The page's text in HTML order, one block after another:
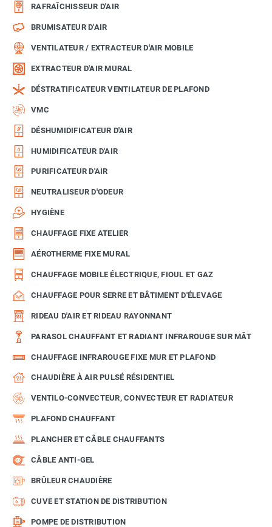
RAFRAÎCHISSEUR D'AIR
BRUMISATEUR D'AIR
VENTILATEUR / EXTRACTEUR D'AIR MOBILE
EXTRACTEUR D'AIR MURAL
DÉSTRATIFICATEUR VENTILATEUR DE PLAFOND
VMC
DÉSHUMIDIFICATEUR D'AIR
HUMIDIFICATEUR D'AIR
PURIFICATEUR D'AIR
NEUTRALISEUR D'ODEUR
HYGIÈNE
CHAUFFAGE FIXE ATELIER
AÉROTHERME FIXE MURAL
CHAUFFAGE MOBILE ÉLECTRIQUE, FIOUL ET GAZ
CHAUFFAGE POUR SERRE ET BÂTIMENT D'ÉLEVAGE
RIDEAU D'AIR ET RIDEAU RAYONNANT
PARASOL CHAUFFANT ET RADIANT INFRAROUGE SUR MÂT
CHAUFFAGE INFRAROUGE FIXE MUR ET PLAFOND
CHAUDIÈRE À AIR PULSÉ RÉSIDENTIEL
VENTILO-CONVECTEUR, CONVECTEUR ET RADIATEUR
PLAFOND CHAUFFANT
PLANCHER ET CÂBLE CHAUFFANTS
CÂBLE ANTI-GEL
BRÛLEUR CHAUDIÈRE
CUVE ET STATION DE DISTRIBUTION
POMPE DE DISTRIBUTION